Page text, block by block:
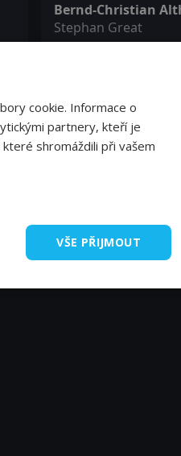
Bernd-Christian
Stephan Great
cookie. Informace o
partnery, kteří je
shromáždili při vašem
VŠE PŘIJMOUT